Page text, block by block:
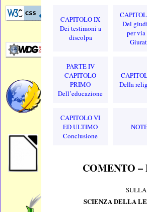
CAPITOLO IX
Dei testimoni a
discolpa
Del
per via
PARTE IV
CAPITOLO
PRIMO
Dell’educazione
Della
CAPITOLO VI
ED ULTIMO
Conclusione
COMENTO –
SULLA
SCIENZA DELLA